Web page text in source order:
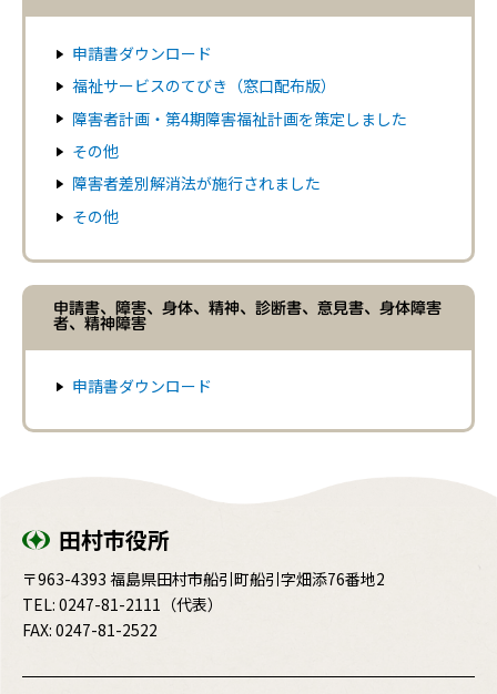
申請書ダウンロード
福祉サービスのてびき（窓口配布版）
障害者計画・第4期障害福祉計画を策定しました
その他
障害者差別解消法が施行されました
その他
申請書、障害、身体、精神、診断書、意見書、身体障害
者、精神障害
申請書ダウンロード
田村市役所
〒963-4393 福島県田村市船引町船引字畑添76番地2
TEL: 0247-81-2111 （代表）
FAX: 0247-81-2522